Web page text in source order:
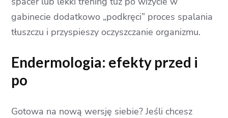
gabinecie dodatkowo „podkręci” proces spalania
tłuszczu i przyspieszy oczyszczanie organizmu.
Endermologia: efekty przed i
po
Gotowa na nową wersję siebie? Jeśli chcesz